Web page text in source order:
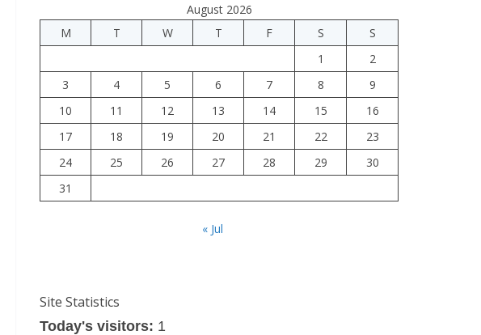
August 2026
M
T W T F S
S
1
2
3
4 5 6 7 8
9
10
11 12 13 14 15
16
17
18 19 20 21 22
23
24
25 26 27 28 29
30
31
« Jul
Site Statistics
Today's visitors: 1